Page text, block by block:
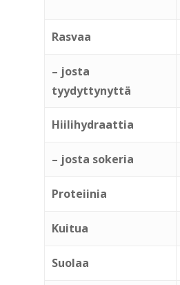
Rasvaa
– josta
tyydyttynyttä
Hiilihydraattia
– josta sokeria
Proteiinia
Kuitua
Suolaa